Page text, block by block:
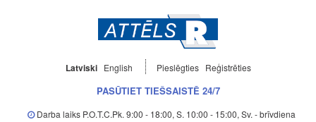
Latviski English Pieslēgties Reģistrēties
PASŪTIET TIEŠSAISTĒ 24/7
Darba laiks P.O.T.C.Pk. 9:00 - 18:00, S. 10:00 - 15:00, Sv. - brīvdiena